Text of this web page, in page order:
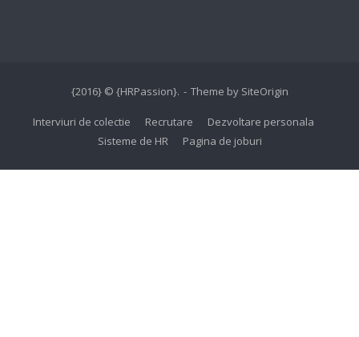
{2016} © {HRPassion}. Theme by SiteOrigin
Interviuri de colectie Recrutare
Dezvoltare personala
Sisteme de HR
Pagina de joburi